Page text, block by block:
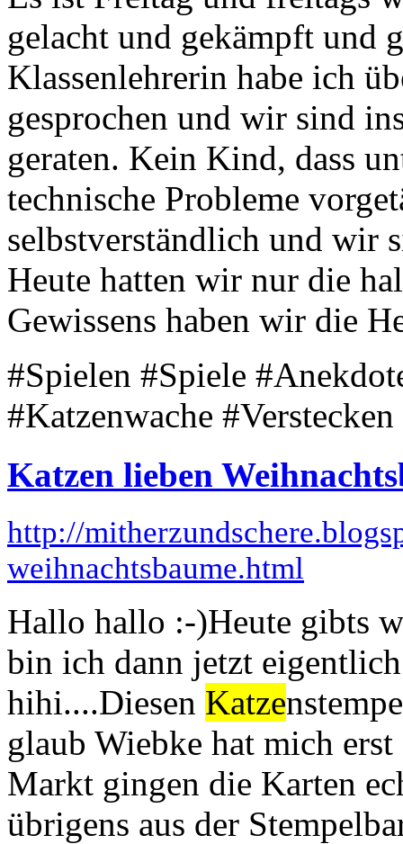
gelacht und gekämpft und
Klassenlehrerin habe ich
gesprochen und wir sind
geraten. Kein Kind, dass
technische Probleme
selbstverständlich und wir
Heute hatten wir nur die
Gewissens haben wir die
#Spielen #Spiele
#Katzenwache #Verstecken
Katzen lieben
http://
weihnachtsbaume.html
Hallo hallo :-)Heute gibts
bin ich dann jetzt
hihi....Diesen Katze
glaub Wiebke hat mich
Markt gingen die Karten
übrigens aus der